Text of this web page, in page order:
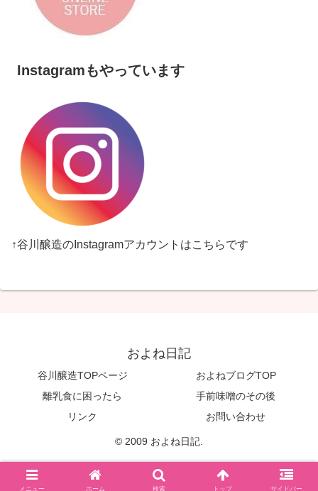
Instagramもやっています
↑谷川醸造のInstagramアカウントはこちらです
およね日記
谷川醸造TOPページ
およねブログTOP
離乳食に困ったら
手前味噌のその後
リンク
お問い合わせ
© 2009 およね日記.
メニュー ホーム 検索 トップ サイドバー